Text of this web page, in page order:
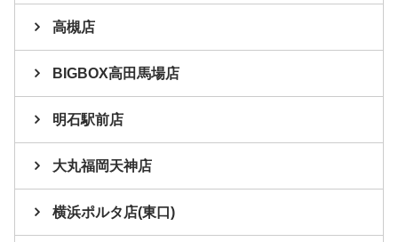
高槻店
BIGBOX高田馬場店
明石駅前店
大丸福岡天神店
横浜ポルタ店(東口)